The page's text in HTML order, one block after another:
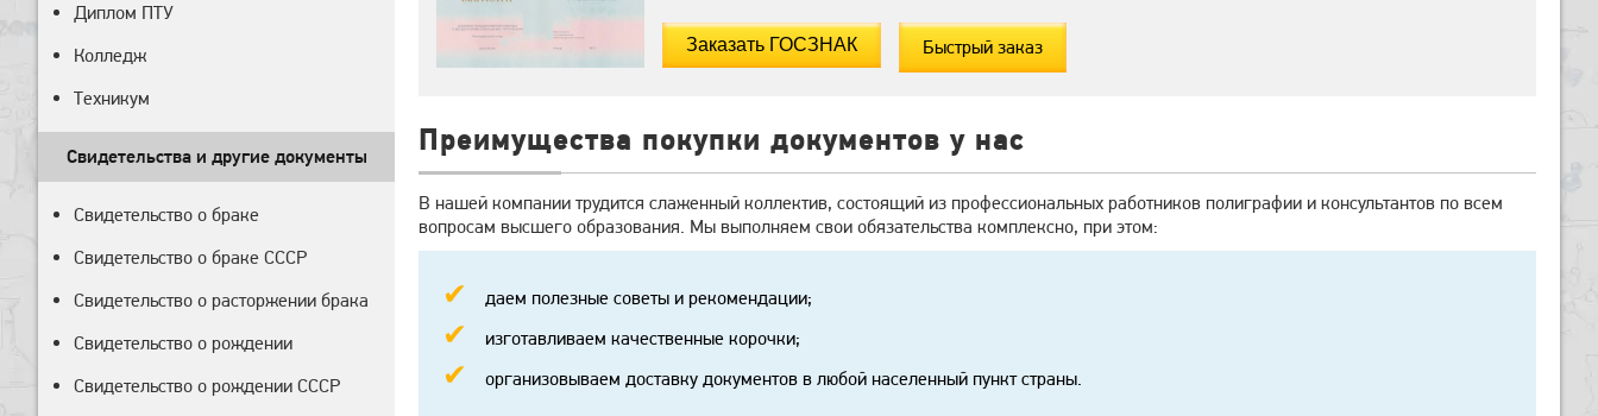
Быстрый заказ
Преимущества покупки документов у нас
В нашей компании трудится слаженный коллектив, состоящий из профессиональных работников полиграфии и консультантов по всем
вопросам высшего образования. Мы выполняем свои обязательства комплексно, при этом:
даем полезные советы и рекомендации;
изготавливаем качественные корочки;
организовываем доставку документов в любой населенный пункт страны.
Диплом ПТУ
Колледж
Техникум
Свидетельства и другие документы
Свидетельство о браке
Свидетельство о браке СССР
Свидетельство о расторжении брака
Свидетельство о рождении
Свидетельство о рождении СССР